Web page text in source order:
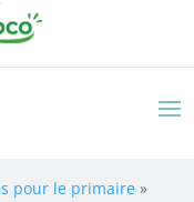
pour le primaire »